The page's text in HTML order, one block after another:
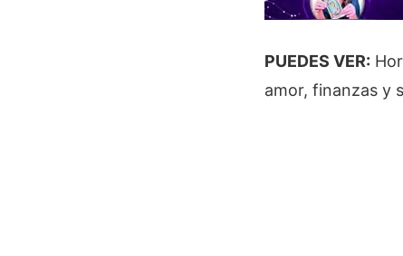
PUEDES VER:
amor, finanzas y